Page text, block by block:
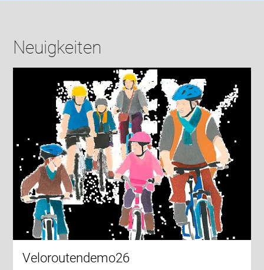
Neuigkeiten
Veloroutendemo26